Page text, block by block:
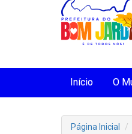
Início O
Página Inicial